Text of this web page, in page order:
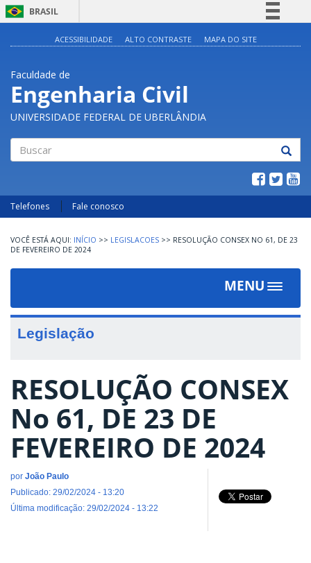
BRASIL
Legislação
Canais
ACESSIBILIDADE ALTO CONTRASTE MAPA DO SITE
Faculdade de
Engenharia Civil
UNIVERSIDADE FEDERAL DE UBERLÂNDIA
Telefones Fale conosco
INÍCIO >> LEGISLACOES >> RESOLUÇÃO CONSEX NO 61, DE 23
DE FEVEREIRO DE 2024
MENU
Toggle
Legislação
RESOLUÇÃO CONSEX
No 61, DE 23 DE
FEVEREIRO DE 2024
por João Paulo
Publicado: 29/02/2024 - 13:20
Última modificação: 29/02/2024 - 13:22